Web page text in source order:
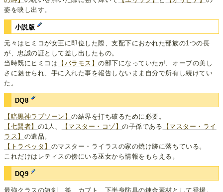
姿を映し出す。
小説版
元々はヒミコが女王に即位した際、支配下におかれた部族の1つの長
が、忠誠の証として差し出したもの。
当時既にヒミコは 【バラモス】の部下になっていたが、オーブの美し
さに魅せられ、手に入れた事を報告しないまま自分で所有し続けてい
た。
DQ8
【暗黒神ラプソーン】の結界を打ち破るために必要。
【七賢者】 の1人、 【マスター・コゾ】の子孫である
【マスター・ライ
ラス】 の遺品。
【トラペッタ】 のマスター・ライラスの家の焼け跡に落ちている。
これだけはレティスの傍にいる巫女から情報をもらえる。
DQ9
最強クラスの短剣、斧、カブト、下半身防具の錬金素材として登場。